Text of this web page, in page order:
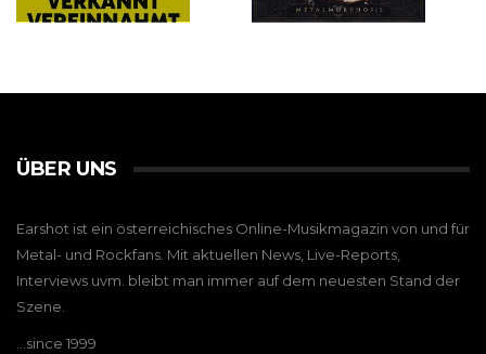
ÜBER UNS
Earshot ist ein österreichisches Online-Musikmagazin von und für
Metal- und Rockfans. Mit aktuellen News, Live-Reports,
Interviews uvm. bleibt man immer auf dem neuesten Stand der
Szene.
…since 1999